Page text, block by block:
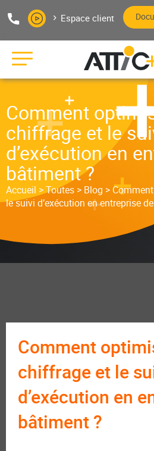
Espace client
Editeur de logiciels bâtiment
Comment
chiffrage et le
d’exécution en
bâtiment ?
Accueil >Toutes > Blog >
le suivi d’exécution en entreprise
Comment
chiffrage et le
d’exécution en
bâtiment ?